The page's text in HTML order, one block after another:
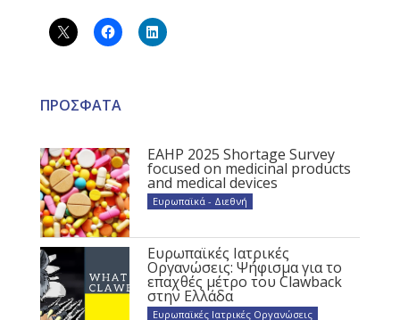
ΠΡΟΣΦΑΤΑ
EAHP 2025 Shortage Survey
focused on medicinal products
and medical devices
Ευρωπαϊκά - Διεθνή
Ευρωπαϊκές Ιατρικές
Οργανώσεις: Ψήφισμα για το
επαχθές μέτρο του Clawback
στην Ελλάδα
Ευρωπαϊκές Ιατρικές Οργανώσεις